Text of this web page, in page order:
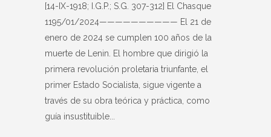
[14-IX-1918; I.G.P.; S.G. 307-312] El Chasque
1195/01/2024—————————— El 21 de
enero de 2024 se cumplen 100 años de la
muerte de Lenin. El hombre que dirigió la
primera revolución proletaria triunfante, el
primer Estado Socialista, sigue vigente a
través de su obra teórica y práctica, como
guía insustituible